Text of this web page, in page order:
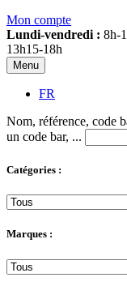
Mon compte
Lundi-vendredi : 8h-
13h15-18h
Menu
FR
Nom, référence, code
un code bar, ...
Catégories :
Marques :